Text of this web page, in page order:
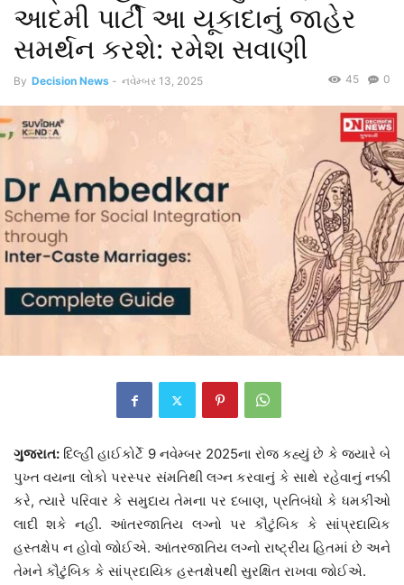
આદમી પાર્ટી આ યૂકાદાનું જાહેર
સમર્થન કરશે: રમેશ સવાણી
By Decision News - નવેમ્બર 13, 2025 0
45
ગુજરાત: દિલ્હી હાઈકોર્ટે 9 નવેમ્બર 2025ના રોજ કહ્યું છે કે જ્યારે બે
પુખ્ત વયના લોકો પરસ્પર સંમતિથી લગ્ન કરવાનું કે સાથે રહેવાનું નક્કી
કરે, ત્યારે પરિવાર કે સમુદાય તેમના પર દબાણ, પ્રતિબંધો કે ધમકીઓ
લાદી શકે નહીં. આંતરજાતિય લગ્નો પર કૌટુંબિક કે સાંપ્રદાયિક
હસ્તક્ષેપ ન હોવો જોઈએ. આંતરજાતિય લગ્નો રાષ્ટ્રીય હિતમાં છે અને
તેમને કૌટુંબિક કે સાંપ્રદાયિક હસ્તક્ષેપથી સુરક્ષિત રાખવા જોઈએ.